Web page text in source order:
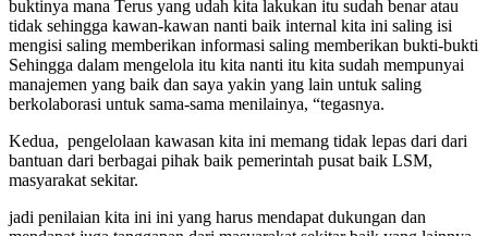
buktinya mana Terus yang udah kita lakukan itu sudah benar atau
tidak sehingga kawan-kawan nanti baik internal kita ini saling isi
mengisi saling memberikan informasi saling memberikan bukti-bukti
Sehingga dalam mengelola itu kita nanti itu kita sudah mempunyai
manajemen yang baik dan saya yakin yang lain untuk saling
berkolaborasi untuk sama-sama menilainya, “tegasnya.
Kedua, pengelolaan kawasan kita ini memang tidak lepas dari dari
bantuan dari berbagai pihak baik pemerintah pusat baik LSM,
masyarakat sekitar.
jadi penilaian kita ini ini yang harus mendapat dukungan dan